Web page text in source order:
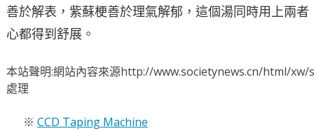
善於解表，紫蘇梗善於理氣解郁，這個湯同時用上兩
心都得到舒展。
本站聲明:網站內容來源http://www.societynews.cn/html/xw/
處理
※ CCD Taping Machine